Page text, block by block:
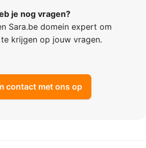
je nog vragen?
Sara.be domein expert om
krijgen op jouw vragen.
contact met ons op